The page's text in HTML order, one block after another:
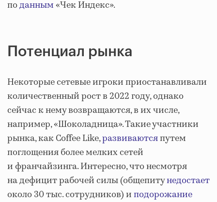
поданным«Чек Индекс».
Потенциал рынка
Некоторые сетевые игроки приостанавливали
количественный рост в 2022 году, однако
сейчас к нему возвращаются, в их числе,
например, «Шоколадница». Такие участники
рынка, как Coffee Like,развиваютсяпутем
поглощения более мелких сетей
и франчайзинга. Интересно, что несмотря
на дефицит рабочей силы (общепитунедостает
около 30 тыс. сотрудников) иподорожание